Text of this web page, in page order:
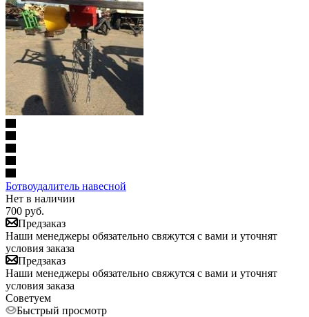
Ботвоудалитель навесной
Нет в наличии
700 руб.
Предзаказ
Наши менеджеры обязательно свяжутся с вами и уточнят
условия заказа
Предзаказ
Наши менеджеры обязательно свяжутся с вами и уточнят
условия заказа
Советуем
Быстрый просмотр